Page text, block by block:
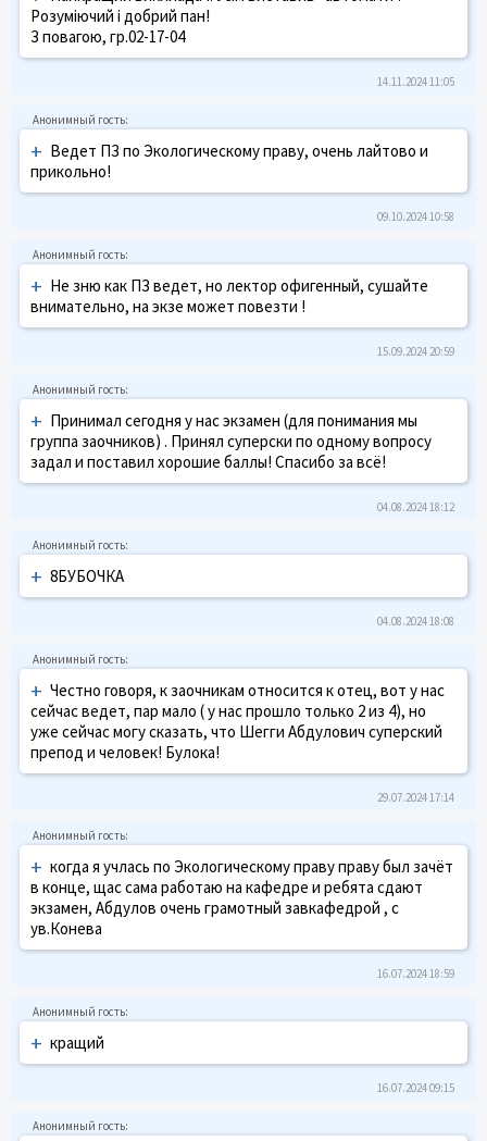
Розуміючий і добрий пан!
З повагою, гр.02-17-04
14.11.2024 11:05
+ Ведет ПЗ по Экологическому праву, очень лайтово и
прикольно!
09.10.2024 10:58
+ Не зню как ПЗ ведет, но лектор офигенный, сушайте
внимательно, на экзе может повезти !
15.09.2024 20:59
+ Принимал сегодня у нас экзамен (для понимания мы
группа заочников) . Принял суперски по одному вопросу
задал и поставил хорошие баллы! Спасибо за всё!
04.08.2024 18:12
+ 8БУБОЧКА
04.08.2024 18:08
+ Честно говоря, к заочникам относится к отец, вот у нас
сейчас ведет, пар мало ( у нас прошло только 2 из 4), но
уже сейчас могу сказать, что Шегги Абдулович суперский
препод и человек! Булока!
29.07.2024 17:14
+ когда я учлась по Экологическому праву праву был зачёт
в конце, щас сама работаю на кафедре и ребята сдают
экзамен, Абдулов очень грамотный завкафедрой , с
ув.Конева
16.07.2024 18:59
+ кращий
16.07.2024 09:15